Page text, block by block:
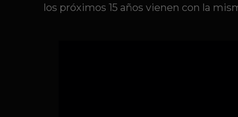
los próximos 15 años vienen con la